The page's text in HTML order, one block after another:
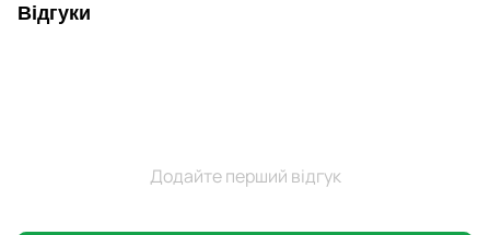
Відгуки
Додайте перший відгук